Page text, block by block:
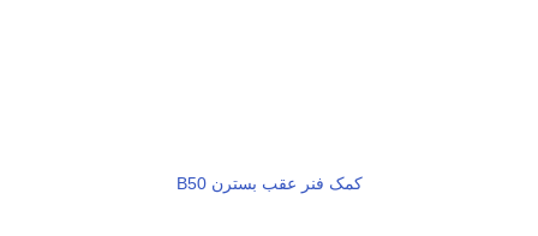
کمک فنر عقب بسترن B50